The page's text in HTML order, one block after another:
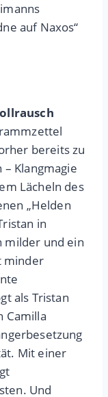
auf Naxos“
bereits zu
Klangmagie
Lächeln des
„Helden
in
milder und ein
minder
als Tristan
Camilla
Mit einer
Und